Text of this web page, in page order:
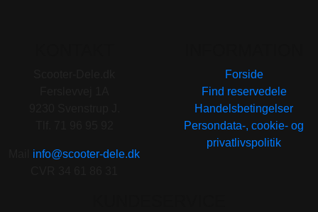
info@scooter-dele.dk
Forside
Find reservedele
Handelsbetingelser
Persondata-, cookie- og
privatlivspolitik